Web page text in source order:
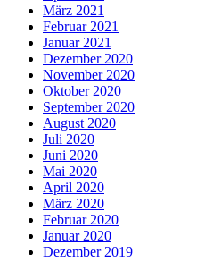
März 2021
Februar 2021
Januar 2021
Dezember 2020
November 2020
Oktober 2020
September 2020
August 2020
Juli 2020
Juni 2020
Mai 2020
April 2020
März 2020
Februar 2020
Januar 2020
Dezember 2019